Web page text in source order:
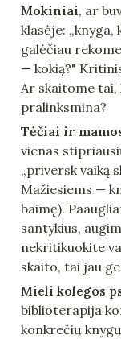
Mokiniai, ar
klasėje:
galėčiau
— kokią?"
Ar skaitome tai,
pralinksmina?
Tėčiai ir
vienas
„priversk vaiką
Mažiesiems —
baimę).
santykius,
nekritikuokite
skaito, tai jau
Mieli kolegos
biblioterapija
konkrečių